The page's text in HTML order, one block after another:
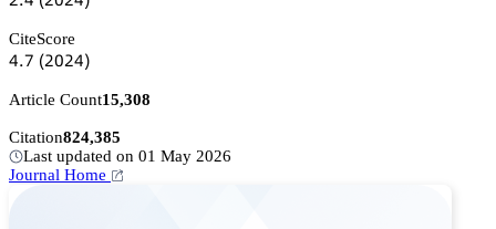
CiteScore
鋺.篫 (缗蔡缗鋺)
Article Count15,308
Citation824,385
Last updated on 01 May 2026
Journal Home